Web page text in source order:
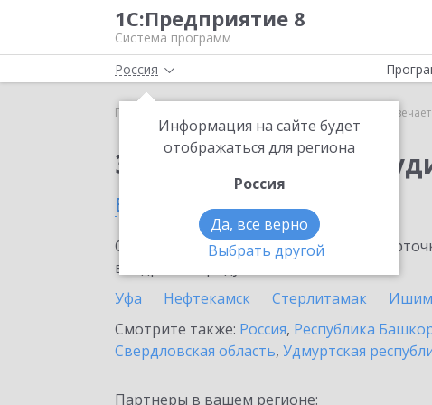
1С:Предприятие 8
Система программ
Россия
Информация на сайте будет
отображаться для региона
Россия
Да, все верно
Выбрать другой
Главная
Заказать Отвечает
в Белебее
Ознакомьтесь с информационными
внедрение продукта.
Уфа
Нефтекамск Стерлитамак
Смотрите также: Россия, Республика
Свердловская область, Удмуртская
Партнеры в вашем регионе: